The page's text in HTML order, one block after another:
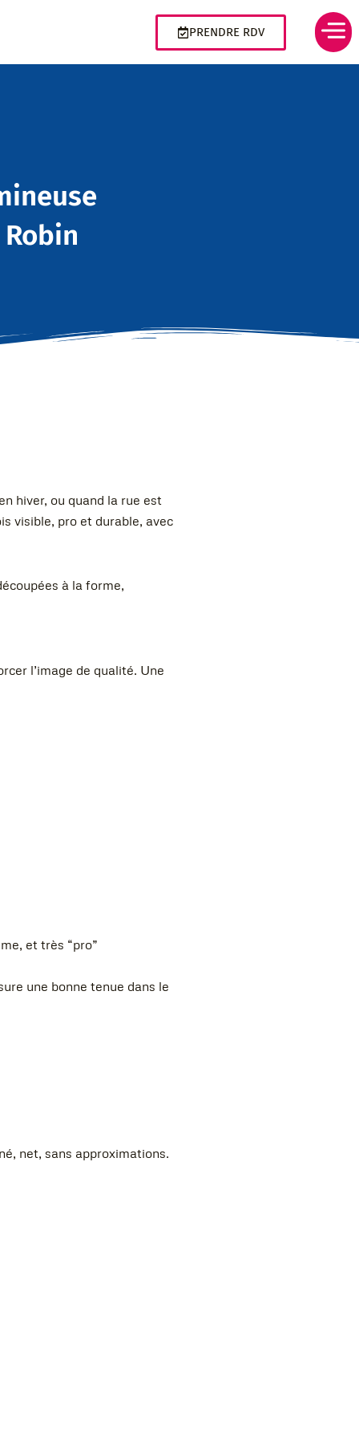
PRENDRE RDV
hiver, ou quand la rue est
visible, pro et durable, avec
à la forme,
l’image de qualité. Une
et très “pro”
une bonne tenue dans le
net, sans approximations.